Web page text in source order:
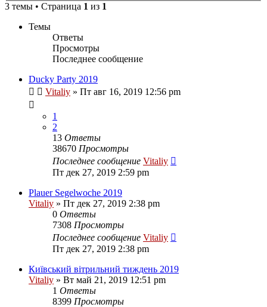
3 темы • Страница 1 из 1
Темы
Ответы
Просмотры
Последнее сообщение
Ducky Party 2019
Vitaliy » Пт авг 16, 2019 12:56 pm
1
2
13 Ответы
38670 Просмотры
Последнее сообщение Vitaliy
Пт дек 27, 2019 2:59 pm
Plauer Segelwoche 2019
Vitaliy » Пт дек 27, 2019 2:38 pm
0 Ответы
7308 Просмотры
Последнее сообщение Vitaliy
Пт дек 27, 2019 2:38 pm
Київський вітрильний тиждень 2019
Vitaliy » Вт май 21, 2019 12:51 pm
1 Ответы
8399 Просмотры